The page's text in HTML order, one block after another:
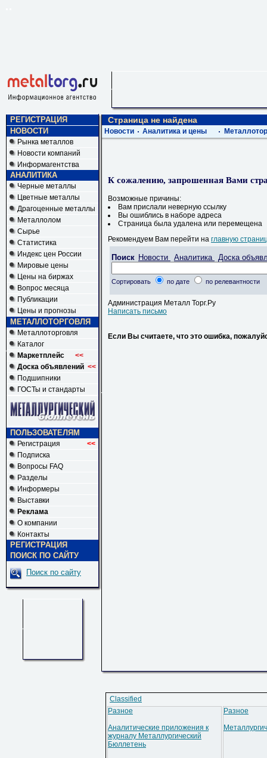
РЕГИСТРАЦИЯ
НОВОСТИ
Рынка металлов
Новости компаний
Информагентства
АНАЛИТИКА
Черные металлы
Цветные металлы
Драгоценные металлы
Металлолом
Сырье
Статистика
Индекс цен России
Мировые цены
Цены на биржах
Вопрос месяца
Публикации
Цены и прогнозы
МЕТАЛЛОТОРГОВЛЯ
Металлоторговля
Каталог
Маркетплейс
<<
Доска объявлений <<
Подшипники
ГОСТы и стандарты
ПОЛЬЗОВАТЕЛЯМ
Регистрация <<
Подписка
Вопросы FAQ
Разделы
Информеры
Выставки
Реклама
О компании
Контакты
РЕГИСТРАЦИЯ
ПОИСК ПО САЙТУ
Поиск по сайту
Страница не найдена
Новости Аналитика и цены
К сожалению, запрошенная Вами
Возможные причины:
Вам прислали неверную ссылку
Вы ошиблись в наборе адреса
Страница была удалена или перемещена
Рекомендуем Вам перейти на главную
Поиск Новости Аналитика Доска
Сортировать по дате по релевантности
Администрация Металл Торг.Ру
Написать письмо
Если Вы считаете, что это ошибка,
Classified
Разное
Аналитические приложения к
журналу Металлургический
Бюллетень
Разное